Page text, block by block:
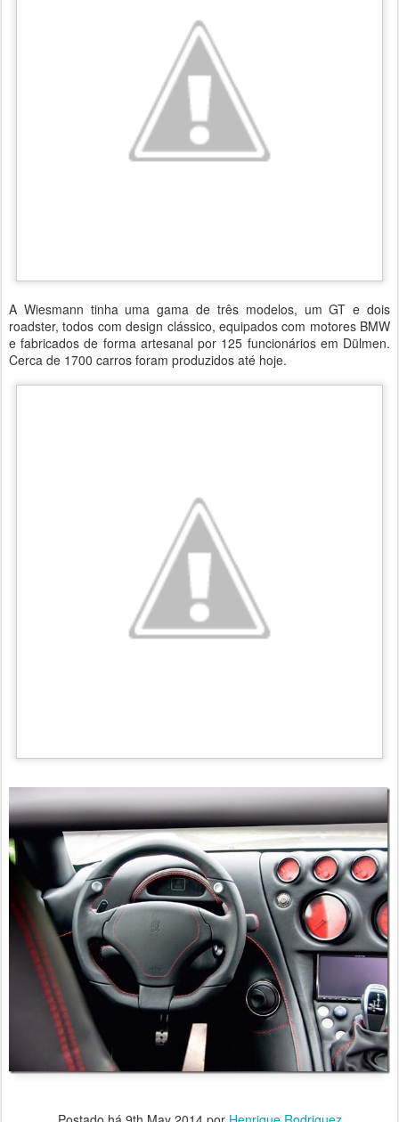
A Wiesmann tinha uma gama de três modelos, um GT e dois
roadster, todos com design clássico, equipados com motores BMW
e fabricados de forma artesanal por 125 funcionários em Dülmen.
Cerca de 1700 carros foram produzidos até hoje.